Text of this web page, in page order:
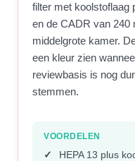
filter met koolstoflaag
en de CADR van 240
middelgrote kamer.
een kleur zien
reviewbasis is nog
stemmen.
VOORDELEN
HEPA 13 plus